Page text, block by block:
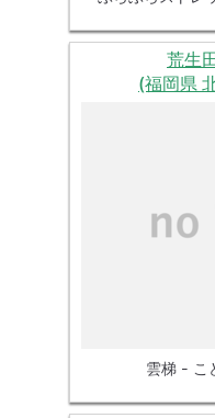
荒生
(福岡県
雲梯 - こ